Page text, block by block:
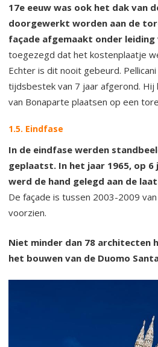
17e eeuw was ook het dak van
doorgewerkt worden aan de
façade afgemaakt onder leiding
toegezegd dat het kostenplaatje
Echter is dit nooit gebeurd.
tijdsbestek van 7 jaar afgerond.
van Bonaparte plaatsen op een
1.5. Eindfase
In de eindfase werden
geplaatst. In het jaar 1965, op 6
werd de hand gelegd aan de
De façade is tussen 2003-2009
voorzien.
Niet minder dan 78 architecten
het bouwen van de Duomo